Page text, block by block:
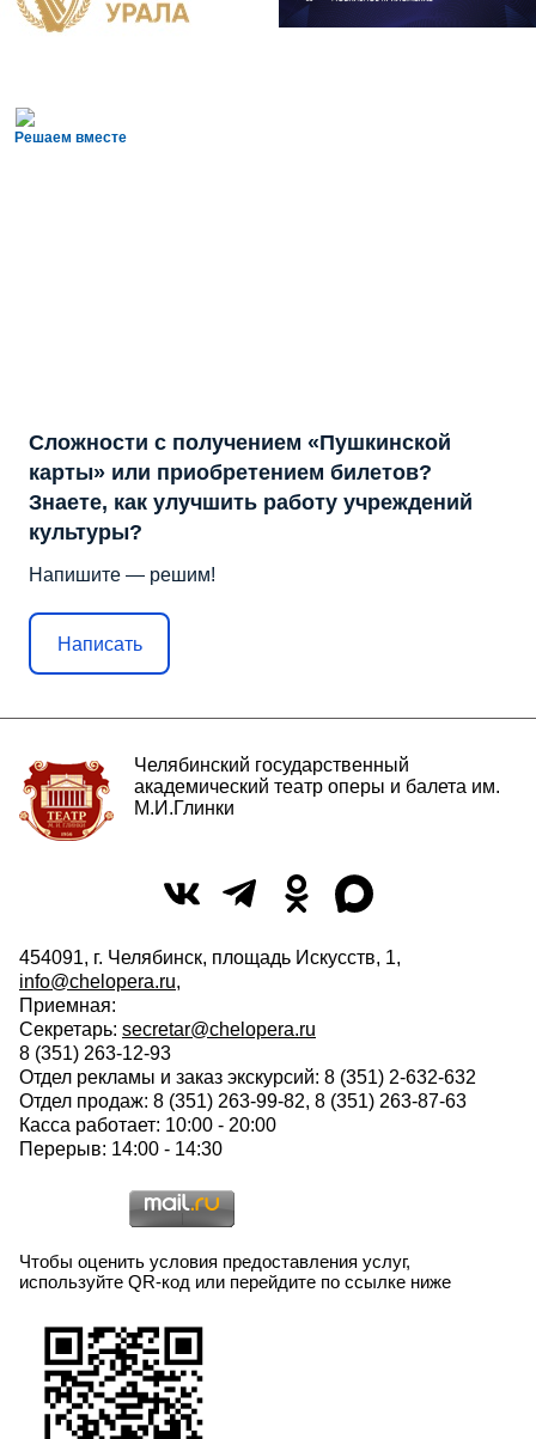
Решаем вместе
Сложности с получением «Пушкинской
карты» или приобретением билетов?
Знаете, как улучшить работу учреждений
культуры?
Напишите — решим!
Написать
Челябинский государственный
академический театр оперы и балета им.
М.И.Глинки
454091, г. Челябинск, площадь Искусств, 1,
info@chelopera.ru,
Приемная:
Секретарь: secretar@chelopera.ru
8 (351) 263-12-93
Отдел рекламы и заказ экскурсий: 8 (351) 2-632-632
Отдел продаж: 8 (351) 263-99-82, 8 (351) 263-87-63
Касса работает: 10:00 - 20:00
Перерыв: 14:00 - 14:30
Чтобы оценить условия предоставления услуг,
используйте QR-код или перейдите по ссылке ниже